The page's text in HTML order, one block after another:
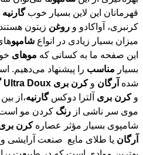
کرنبری، آواکادو و
روغن زیتون
میزان بسیار زیادی در انواع شامپو
این صفحه ما به کسانی که موهای
بسیار مناسبرا پیشنهاد می‌دهیم.
شده
و کرن بری Ultra Doux
وکرن بری آلترا دوکسگارنیه ،از
موی سر ناشی از رنگکردن مو است.
شامپوی بسیار مؤثر عصارهکرن بری
آرگان یا طلای مایع صنعت آرایشی و
بهترین موادی است که در طبیعت
موها به دست می‌آید. روغن آرگان